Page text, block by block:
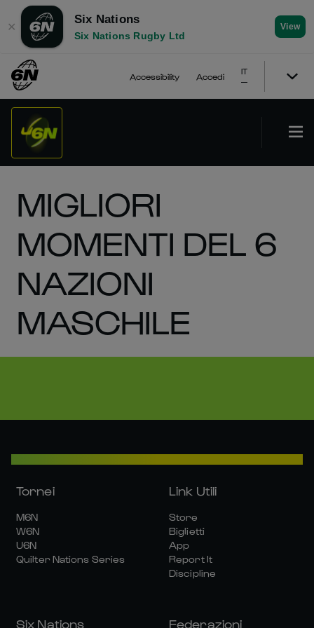
✕
Six Nations
Six Nations Rugby Ltd
View
Accessibility Accedi
IT
MIGLIORI
MOMENTI DEL 6
NAZIONI
MASCHILE
Tornei
M6N
W6N
U6N
Quilter Nations Series
Link Utili
Store
Biglietti
App
Report It
Discipline
Six Nations Federazioni